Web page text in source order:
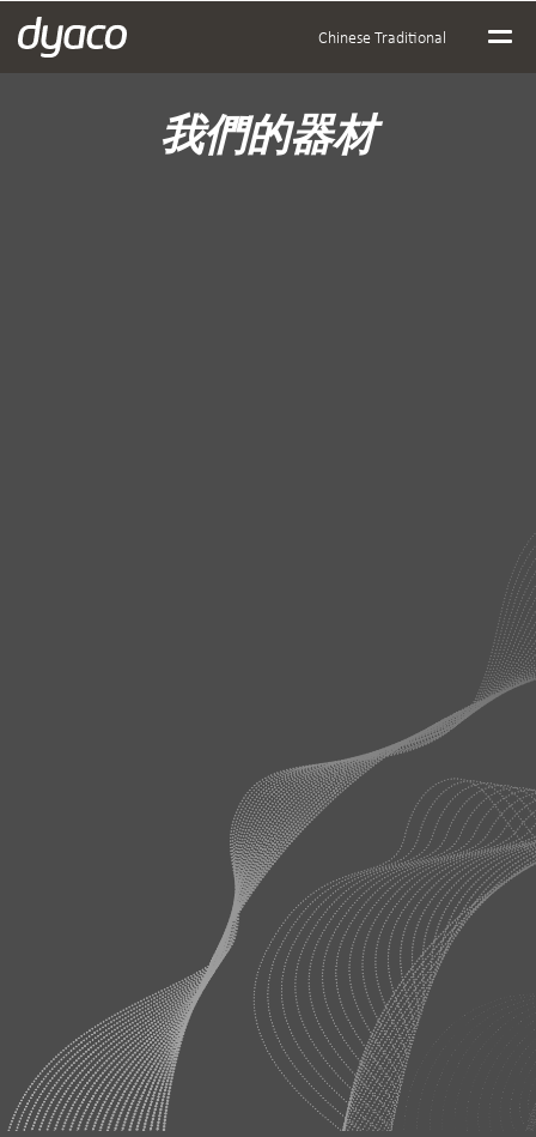
Chinese Traditional
我們的器材